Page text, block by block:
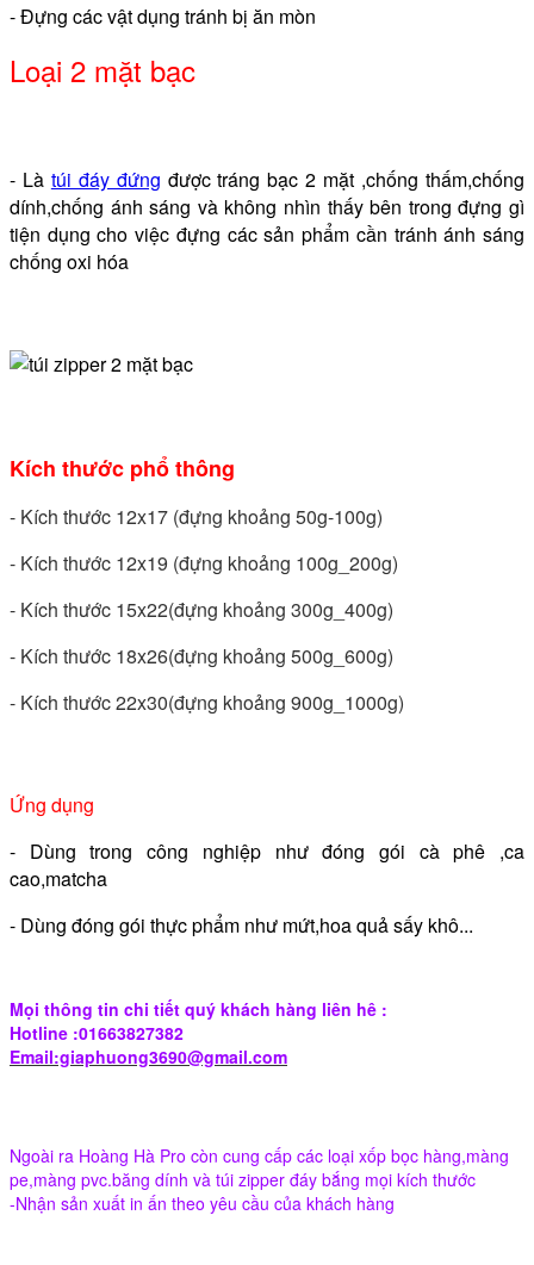
- Đựng các vật dụng tránh bị ăn mòn
Loại 2 mặt bạc
- Là túi đáy đứng được tráng bạc 2 mặt ,chống thấm,chống
dính,chống ánh sáng và không nhìn thấy bên trong đựng gì
tiện dụng cho việc đựng các sản phẩm cần tránh ánh sáng
chống oxi hóa
Kích thước phổ thông
- Kích thước 12x17 (đựng khoảng 50g-100g)
- Kích thước 12x19 (đựng khoảng 100g_200g)
- Kích thước 15x22(đựng khoảng 300g_400g)
- Kích thước 18x26(đựng khoảng 500g_600g)
- Kích thước 22x30(đựng khoảng 900g_1000g)
Ứng dụng
- Dùng trong công nghiệp như đóng gói cà phê ,ca
cao,matcha
- Dùng đóng gói thực phẩm như mứt,hoa quả sấy khô...
Mọi thông tin chi tiết quý khách hàng liên hê :
Hotline :01663827382
Email:giaphuong3690@gmail.com
Ngoài ra Hoàng Hà Pro còn cung cấp các loại xốp bọc hàng,màng
pe,màng pvc.băng dính và túi zipper đáy bắng mọi kích thước
-Nhận sản xuất in ấn theo yêu cầu của khách hàng